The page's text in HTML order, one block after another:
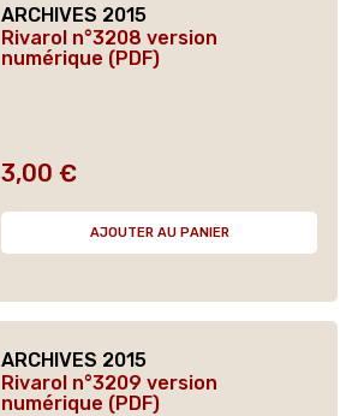
ARCHIVES 2015
Rivarol n°3208 version
numérique (PDF)
Prix
3,00 €
AJOUTER AU PANIER
ARCHIVES 2015
Rivarol n°3209 version
numérique (PDF)